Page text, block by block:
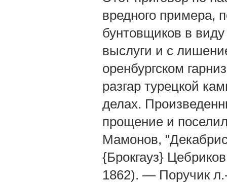
вредного примера,
бунтовщиков в
выслуги и с
оренбургском
разгар турецкой
делах.
прощение и
Мамонов,
{Брокгауз}
1862). — Поручик